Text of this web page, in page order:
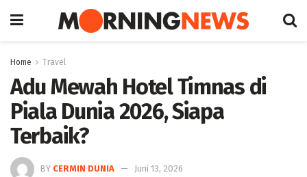
Home Travel
Adu Mewah Hotel Timnas di
Piala Dunia 2026, Siapa
Terbaik?
BY CERMIN DUNIA Juni 13, 2026